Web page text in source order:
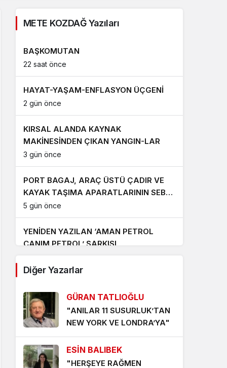
METE KOZDAĞ Yazıları
BAŞKOMUTAN
22 saat önce
HAYAT-YAŞAM-ENFLASYON ÜÇGENİ
2 gün önce
KIRSAL ALANDA KAYNAK
MAKİNESİNDEN ÇIKAN YANGIN-LAR
3 gün önce
PORT BAGAJ, ARAÇ ÜSTÜ ÇADIR VE
KAYAK TAŞIMA APARATLARININ SEBEP
OLDUĞU TRAFİK KAZALARI ‘UMARIM’
ARTMAZ
5 gün önce
YENİDEN YAZILAN ‘AMAN PETROL
CANIM PETROL’ ŞARKISI
7 gün önce
TERS DURAN TERAZİ KEFESİNDEN
1 hafta önce
Diğer Yazarlar
GÜRAN TATLIOĞLU
"ANILAR 11 SUSURLUK’TAN
NEW YORK VE LONDRA’YA"
ESİN BALIBEK
"HERŞEYE RAĞMEN